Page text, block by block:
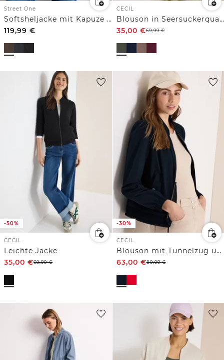
Street One
Softsheljacke mit Kapuze und Steppdetails
119,99 €
CECIL
Blouson in Seersuckerqualität mit Zipper
35,00 €69,99€
-50%
CECIL
Leichte Jacke
35,00 €69,99€
-30%
CECIL
Blouson mit Tunnelzug und Mesh-Details
63,00 €89,99€